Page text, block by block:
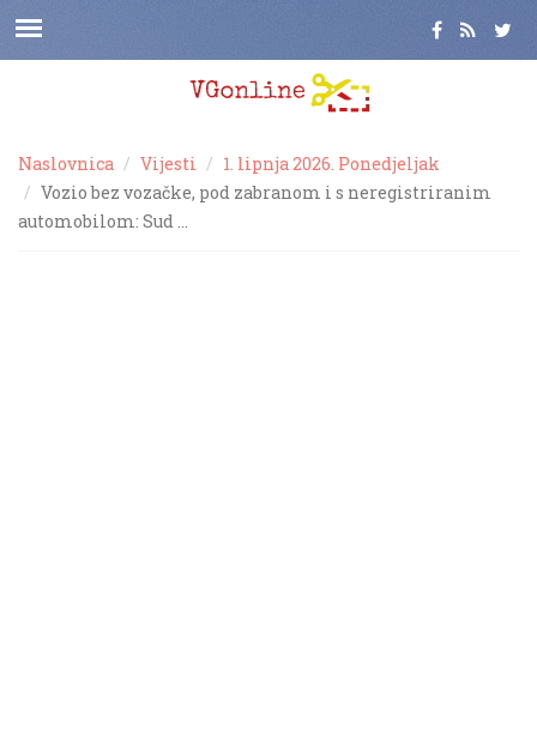
Naslovnica Vijesti
1. lipnja 2026. Ponedjeljak
Vozio bez vozačke, pod zabranom i s neregistriranim
automobilom: Sud …